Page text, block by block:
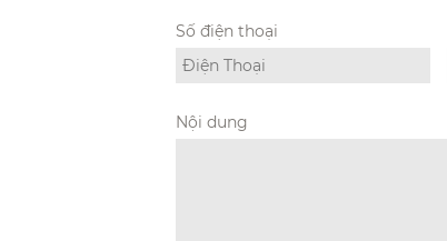
Số điện thoại
Nội dung